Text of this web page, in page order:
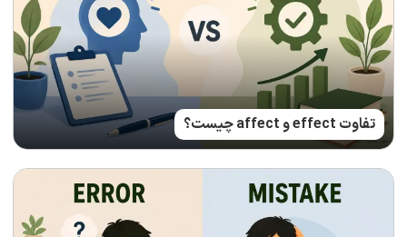
تفاوت effect و affect چیست؟